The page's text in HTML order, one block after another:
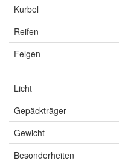
Kurbel
Reifen
Felgen
Licht
Gepäckträger
Gewicht
Besonderheiten